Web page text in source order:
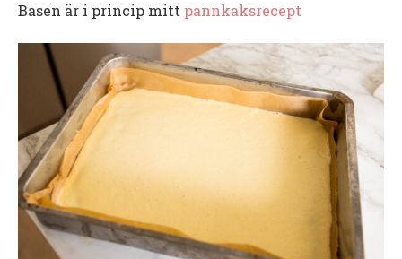
Basen är i princip mitt pannkaksrecept